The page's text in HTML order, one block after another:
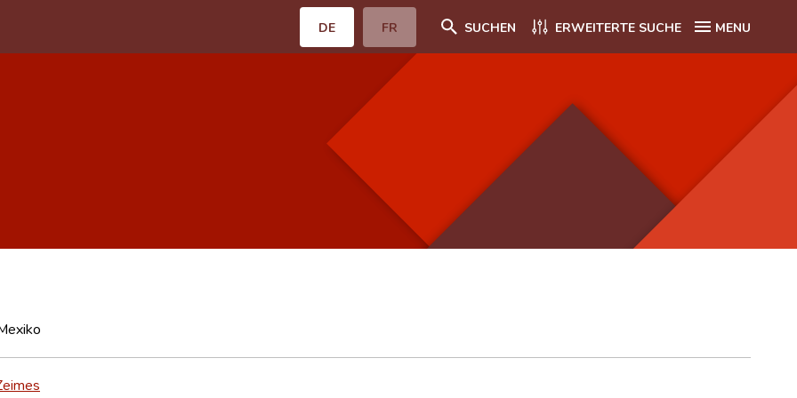
DE FR SUCHEN ERWEITERTE SUCHE MENU